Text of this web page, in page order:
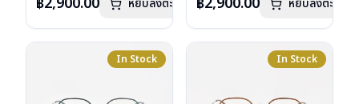
เลนส์ : Demo Lens
น้ำหนัก : 16 กรัม
อุปกรณ์ : กล่องแว่น , ผ้าเช็ดแว่น
ลงไว้กรุณาติดต่อเราคลิกหยิบลงตะกร้า
เลนส์ : Demo Lens
น้ำหนัก : 16 กรัม
อุปกรณ์ : กล่องแว่น , ผ้าเช็ดแว่น
ลงไว้กรุณาติดต่อเราคลิกหยิบลงตะกร้า
In Stock In Stock